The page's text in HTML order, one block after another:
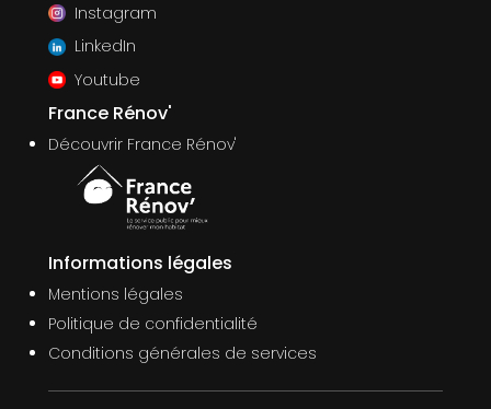
Instagram
LinkedIn
Youtube
France Rénov'
Découvrir France Rénov'
Informations légales
Mentions légales
Politique de confidentialité
Conditions générales de services